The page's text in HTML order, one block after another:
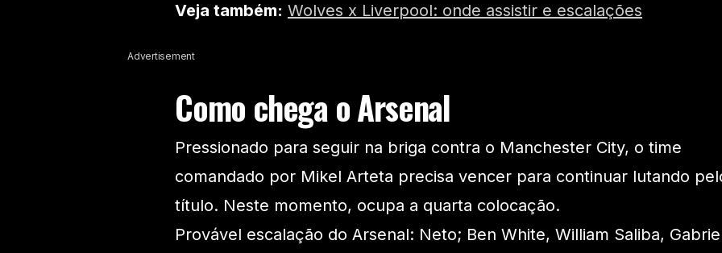
Veja também: Wolves x Liverpool: onde assistir e escalações
Advertisement
Como chega o Arsenal
Pressionado para seguir na briga contra o Manchester City, o time
comandado por Mikel Arteta precisa vencer para continuar lutando
título. Neste momento, ocupa a quarta colocação.
Provável escalação do Arsenal: Neto; Ben White, William Saliba,